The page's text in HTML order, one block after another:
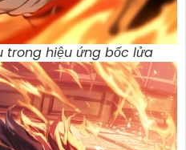
trong hiệu ứng bốc lửa